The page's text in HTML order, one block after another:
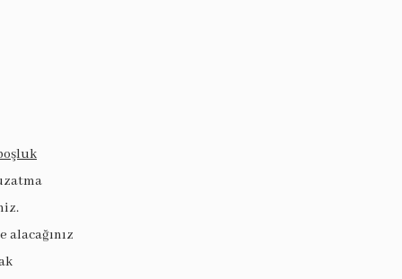
alacağınız